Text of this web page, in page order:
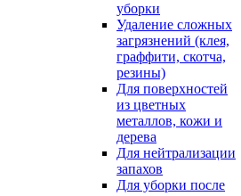
уборки
Удаление сложных
загрязнений (клея,
граффити, скотча,
резины)
Для поверхностей
из цветных
металлов, кожи и
дерева
Для нейтрализации
запахов
Для уборки после